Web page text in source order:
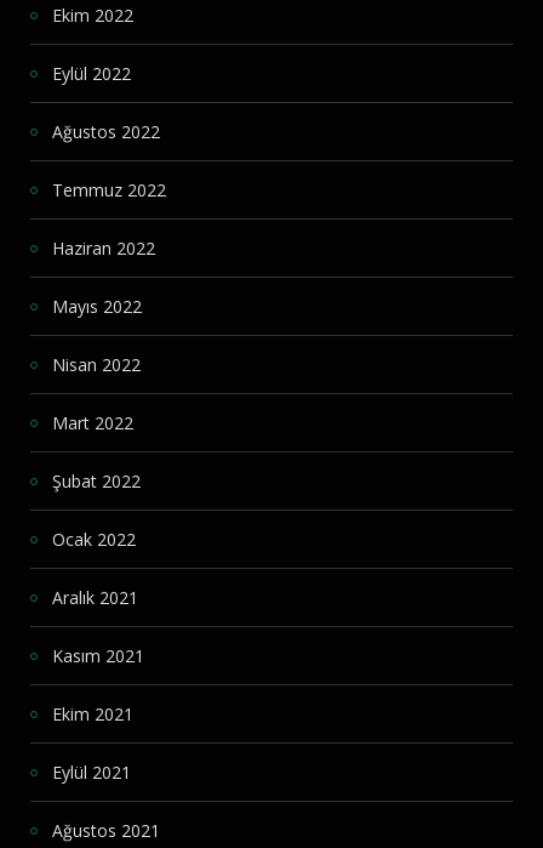
Ekim 2022
Eylül 2022
Ağustos 2022
Temmuz 2022
Haziran 2022
Mayıs 2022
Nisan 2022
Mart 2022
Şubat 2022
Ocak 2022
Aralık 2021
Kasım 2021
Ekim 2021
Eylül 2021
Ağustos 2021